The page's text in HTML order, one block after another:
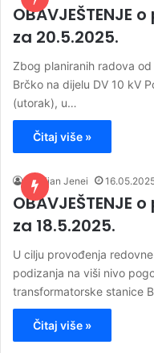
za 20.5.2025.
Zbog planiranih radova od
Brčko na dijelu DV 10 kV
(utorak), u…
Čitaj više »
Kristijan Jenei
za 18.5.2025.
U cilju provođenja
podizanja na viši nivo
transformatorske stanice
Čitaj više »